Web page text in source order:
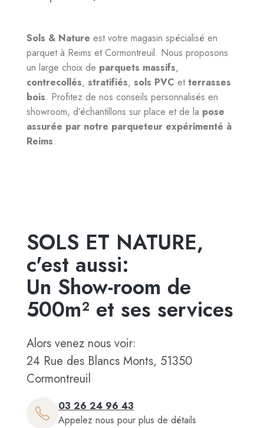
Sols & Nature est votre magasin spécialisé en
parquet à Reims et Cormontreuil. Nous proposons
un large choix de parquets massifs,
contrecollés, stratifiés, sols PVC etterrasses
bois. Profitez de nos conseils personnalisés en
showroom, d’échantillons sur place et de la pose
assurée par notre parqueteur expérimenté à
Reims.
SOLS ET NATURE,
c'est aussi:
Un Show-room de
500m² et ses services
Alors venez nous voir:
24 Rue des Blancs Monts, 51350
Cormontreuil
03 26 24 96 43
Appelez nous pour plus de détails